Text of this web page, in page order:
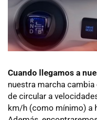
Cuando llegamos a
nuestra marcha
de circular a
km/h (como mínimo) a